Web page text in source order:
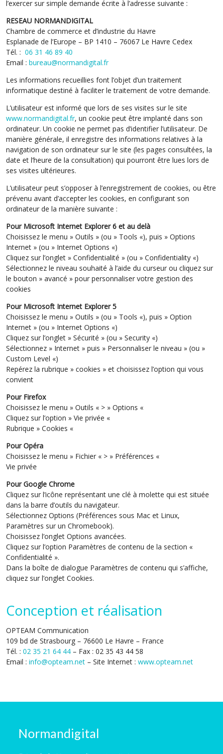
l’exercer sur simple demande écrite à l’adresse suivante :
RESEAU NORMANDIGITAL
Chambre de commerce et d’industrie du Havre
Esplanade de l’Europe – BP 1410 – 76067 Le Havre Cedex
Tél. : 06 31 46 89 40
Email : bureau@normandigital.fr
Les informations recueillies font l’objet d’un traitement
informatique destiné à faciliter le traitement de votre demande.
L’utilisateur est informé que lors de ses visites sur le site
www.normandigital.fr, un cookie peut être implanté dans son
ordinateur. Un cookie ne permet pas d’identifier l’utilisateur. De
manière générale, il enregistre des informations relatives à la
navigation de son ordinateur sur le site (les pages consultées, la
date et l’heure de la consultation) qui pourront être lues lors de
ses visites ultérieures.
L’utilisateur peut s’opposer à l’enregistrement de cookies, ou être
prévenu avant d’accepter les cookies, en configurant son
ordinateur de la manière suivante :
Pour Microsoft Internet Explorer 6 et au delà
Choisissez le menu » Outils » (ou » Tools «), puis » Options
Internet » (ou » Internet Options «)
Cliquez sur l’onglet » Confidentialité » (ou » Confidentiality «)
Sélectionnez le niveau souhaité à l’aide du curseur ou cliquez sur
le bouton » avancé » pour personnaliser votre gestion des
cookies
Pour Microsoft Internet Explorer 5
Choisissez le menu » Outils » (ou » Tools «), puis » Option
Internet » (ou » Internet Options «)
Cliquez sur l’onglet » Sécurité » (ou » Security «)
Sélectionnez » Internet » puis » Personnaliser le niveau » (ou »
Custom Level «)
Repérez la rubrique » cookies » et choisissez l’option qui vous
convient
Pour Firefox
Choisissez le menu » Outils « > » Options «
Cliquez sur l’option » Vie privée «
Rubrique » Cookies «
Pour Opéra
Choisissez le menu » Fichier « > » Préférences «
Vie privée
Pour Google Chrome
Cliquez sur l’icône représentant une clé à molette qui est située
dans la barre d’outils du navigateur.
Sélectionnez Options (Préférences sous Mac et Linux,
Paramètres sur un Chromebook).
Choisissez l’onglet Options avancées.
Cliquez sur l’option Paramètres de contenu de la section «
Confidentialité ».
Dans la boîte de dialogue Paramètres de contenu qui s’affiche,
cliquez sur l’onglet Cookies.
Conception et réalisation
OPTEAM Communication
109 bd de Strasbourg – 76600 Le Havre – France
Tél. : 02 35 21 64 44– Fax : 02 35 43 44 58
Email : info@opteam.net– Site Internet : www.opteam.net
Normandigital